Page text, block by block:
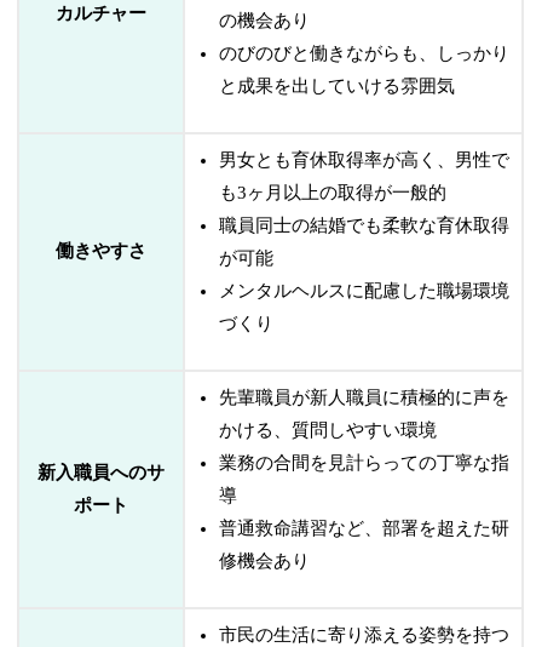
カルチャー
の機会あり
のびのびと働きながらも、しっかり
と成果を出していける雰囲気
働きやすさ
男女とも育休取得率が高く、男性で
も3ヶ月以上の取得が一般的
職員同士の結婚でも柔軟な育休取得
が可能
メンタルヘルスに配慮した職場環境
づくり
新入職員へのサ
ポート
先輩職員が新人職員に積極的に声を
かける、質問しやすい環境
業務の合間を見計らっての丁寧な指
導
普通救命講習など、部署を超えた研
修機会あり
市民の生活に寄り添える姿勢を持つ